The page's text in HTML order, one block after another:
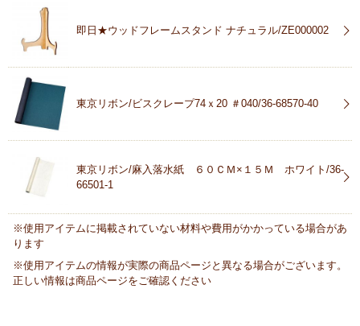
即日★ウッドフレームスタンド ナチュラル/ZE000002
東京リボン/ビスクレープ74ｘ20 ＃040/36-68570-40
東京リボン/麻入落水紙 ６０ＣＭ×１５Ｍ ホワイト/36-
66501-1
※使用アイテムに掲載されていない材料や費用がかかっている場合があ
ります
※使用アイテムの情報が実際の商品ページと異なる場合がございます。
正しい情報は商品ページをご確認ください